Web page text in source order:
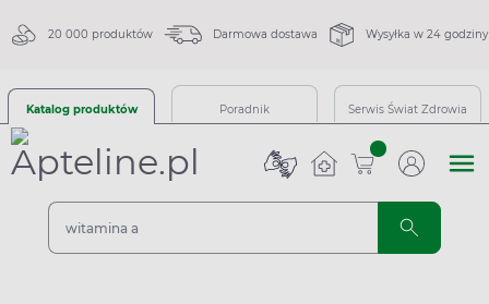
20 000 produktów Darmowa dostawa Wysyłka w 24 godziny
Katalog produktów Poradnik Serwis Świat Zdrowia
sztuk